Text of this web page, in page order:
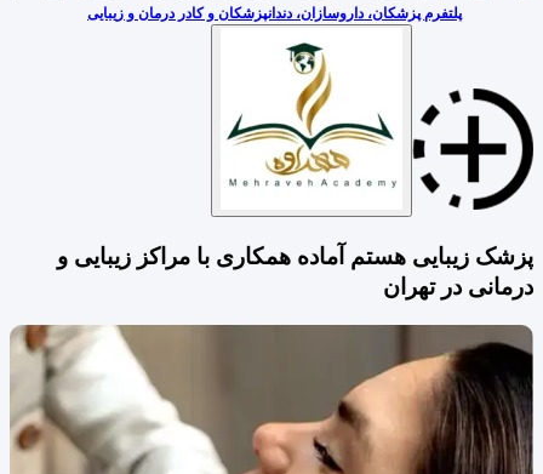
پلتفرم پزشکان، داروسازان، دندانپزشکان و کادر درمان و زیبایی
پزشک زیبایی هستم آماده همکاری با مراکز زیبایی و
درمانی در تهران